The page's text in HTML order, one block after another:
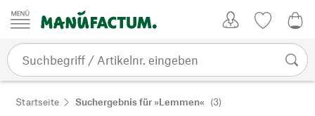
Zum Inhalt springen
Startseite Suchergebnis für »Lemmen« (3)